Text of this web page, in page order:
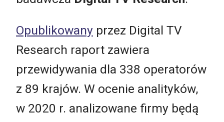
Opublikowany przez Digital TV
Research raport zawiera
przewidywania dla 338 operatorów
z 89 krajów. W ocenie analityków,
w 2020 r. analizowane firmy będą